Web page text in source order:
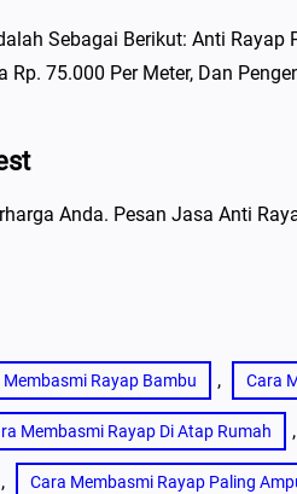
Sebagai Berikut: Anti Rayap
75.000 Per Meter, Dan
Anda. Pesan Jasa Anti
Membasmi Rayap Bambu , Cara
Membasmi Rayap Di Atap Rumah ,
, Cara Membasmi Rayap Paling